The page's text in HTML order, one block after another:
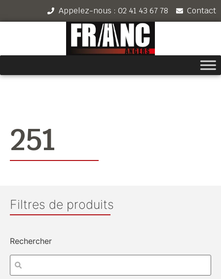
Appelez-nous : 02 41 43 67 78 Contact
251
Filtres de produits
Rechercher